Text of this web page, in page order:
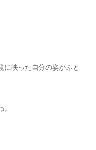
に映った自分の姿がふと